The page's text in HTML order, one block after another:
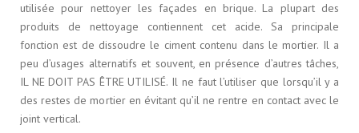
utilisée pour nettoyer les façades en brique. La plupart des
produits de nettoyage contiennent cet acide. Sa principale
fonction est de dissoudre le ciment contenu dans le mortier. Il a
peu d’usages alternatifs et souvent, en présence d’autres tâches,
IL NE DOIT PAS ÊTRE UTILISÉ. Il ne faut l’utiliser que lorsqu’il y a
des restes de mortier en évitant qu’il ne rentre en contact avec le
joint vertical.